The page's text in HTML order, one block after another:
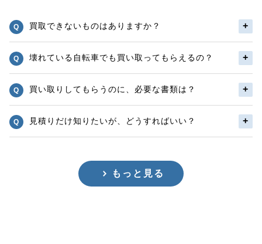
買取できないものはありますか？
壊れている自転車でも買い取ってもらえるの？
買い取りしてもらうのに、必要な書類は？
見積りだけ知りたいが、どうすればいい？
もっと見る